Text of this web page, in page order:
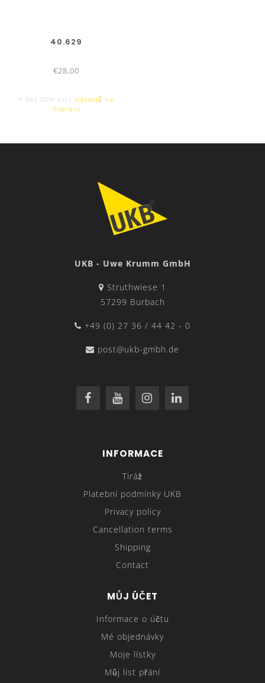
40.629
€28,00
* Bez DPH Excl. nákladů na
dopravu
UKB - Uwe Krumm GmbH
Struthwiese 1
57299 Burbach
+49 (0) 27 36 / 44 42 - 0
post@ukb-gmbh.de
INFORMACE
Tiráž
Platební podmínky UKB
Privacy policy
Cancellation terms
Shipping
Contact
MŮJ ÚČET
Informace o účtu
Mé objednávky
Moje lístky
Můj list přání